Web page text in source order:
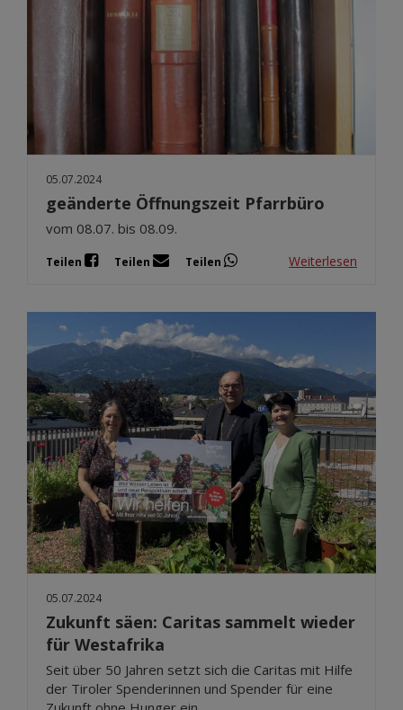
05.07.2024
geänderte Öffnungszeit Pfarrbüro
vom 08.07. bis 08.09.
Teilen Teilen Teilen Weiterlesen
05.07.2024
Zukunft säen: Caritas sammelt wieder
für Westafrika
Seit über 50 Jahren setzt sich die Caritas mit Hilfe
der Tiroler Spenderinnen und Spender für eine